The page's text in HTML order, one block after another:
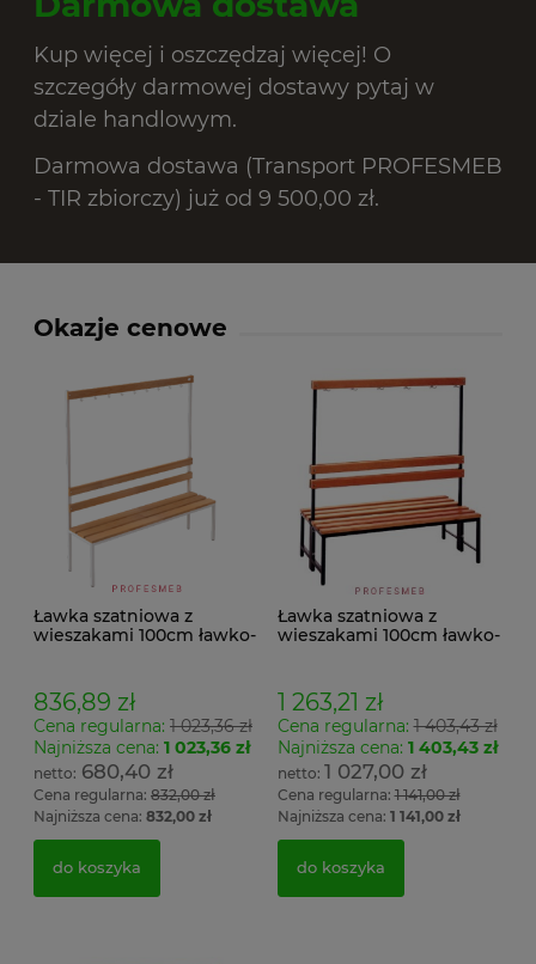
Kup więcej i oszczędzaj więcej! O
szczegóły darmowej dostawy pytaj w
dziale handlowym.
Darmowa dostawa (Transport PROFESMEB
- TIR zbiorczy) już od 9 500,00 zł.
Okazje cenowe
Ławka szatniowa z
wieszakami 100cm ławko-
836,89 zł
Cena regularna: 1 023,36 zł
Najniższa cena: 1 023,36 zł
680,40 zł
Cena regularna: 832,00 zł
Najniższa cena: 832,00 zł
do koszyka
Ławka szatniowa z
wieszakami 100cm ławko-
1 263,21 zł
Cena regularna:1 403,43 zł
Najniższa cena: 1 403,43 zł
1 027,00 zł
Cena regularna:1 141,00 zł
Najniższa cena: 1 141,00 zł
do koszyka